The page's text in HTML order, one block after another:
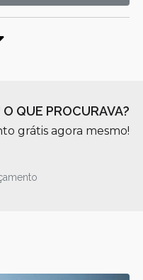
QUE PROCURAVA?
grátis agora mesmo!